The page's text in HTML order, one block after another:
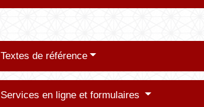
Textes de référence
Services en ligne et formulaires